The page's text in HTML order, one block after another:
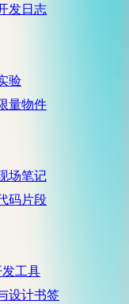
发日志
验
量物件
场笔记
码片段
工具
设计书签